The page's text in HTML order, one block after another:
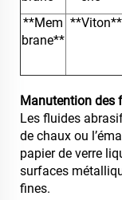
**Mem
brane**
**Viton**
Manutention des
Les fluides
de chaux ou
papier de verre
surfaces
fines.